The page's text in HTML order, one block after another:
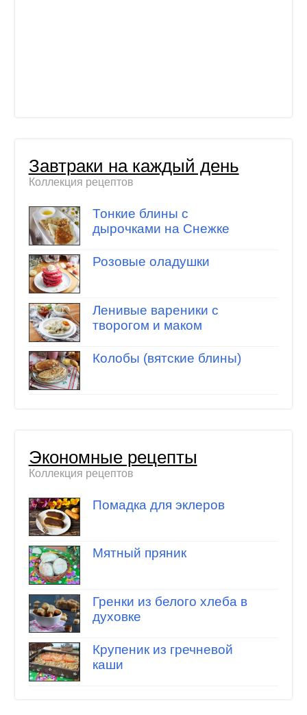
Завтраки на каждый день
Коллекция рецептов
Тонкие блины с
дырочками на Снежке
Розовые оладушки
Ленивые вареники с
творогом и маком
Колобы (вятские блины)
Экономные рецепты
Коллекция рецептов
Помадка для эклеров
Мятный пряник
Гренки из белого хлеба в
духовке
Крупеник из гречневой
каши